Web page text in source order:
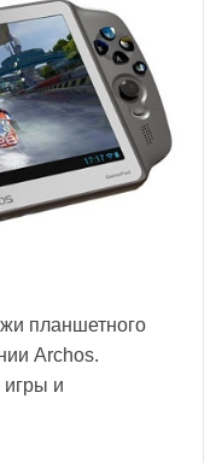
планшетного
Archos.
и